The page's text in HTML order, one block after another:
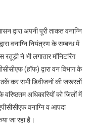
द्वारा अपनी पूरी ताकत वनाग्नि
वनाग्नि नियंत्रण के सम्बन्ध में
रतूड़ी ने भी लगातार मॉनिटरिंग
(हॉफ) द्वारा वन विभाग के
कर सभी डिवीजनों की जरूरतों
अधिकारियों को जिलों में
वनाग्नि व आपदा
जा रहा है।